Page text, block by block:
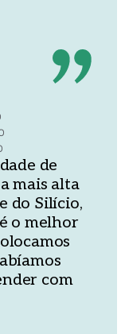
de
mais alta
do Silício,
o melhor
com